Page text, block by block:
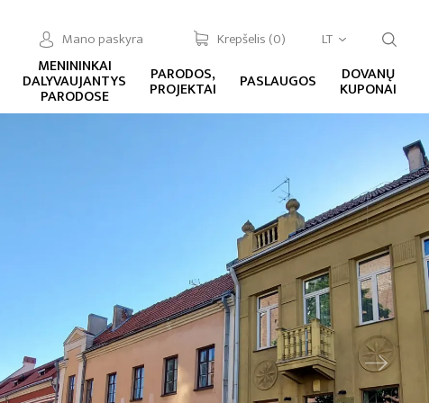
Mano paskyra Krepšelis (0) LT
MENININKAI
DALYVAUJANTYS
PARODOSE
PARODOS,
PROJEKTAI PASLAUGOS DOVANŲ
KUPONAI